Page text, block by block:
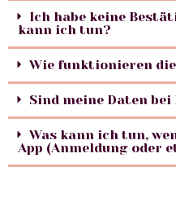
Ich habe keine
kann ich tun?
Wie funktionieren
Sind meine Daten
Was kann ich tun,
App (Anmeldung oder